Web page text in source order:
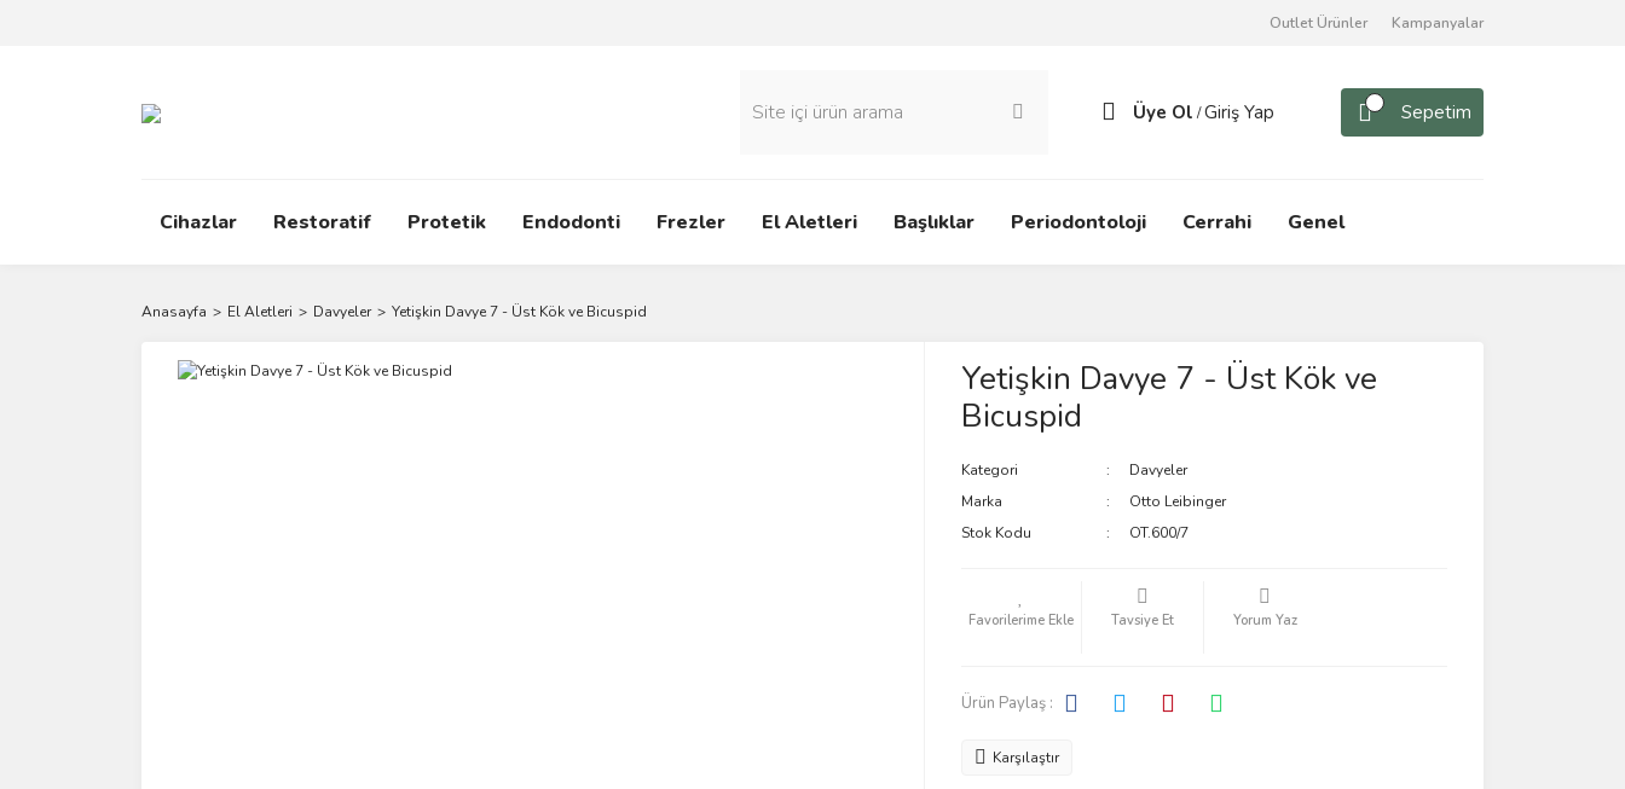
Outlet Ürünler Kampanyalar
Üye Ol /Giriş Yap Sepetim
Cihazlar Restoratif Protetik Endodonti Frezler El Aletleri Başlıklar Periodontoloji Cerrahi Genel
Anasayfa El Aletleri Davyeler Yetişkin Davye 7 - Üst Kök ve Bicuspid
Yetişkin Davye 7 - Üst Kök ve
Bicuspid
Kategori
Davyeler
Marka
Otto Leibinger
Stok Kodu
OT.600/7
Tavsiye Et Yorum Yaz
Ürün Paylaş :
Karşılaştır